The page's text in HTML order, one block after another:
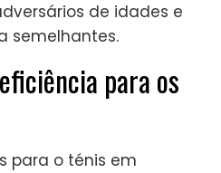
de idades e
semelhantes.
para os
para o ténis em